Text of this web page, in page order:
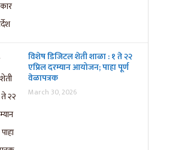
विशेष डिजिटल शेती शाळा : १ ते २२
एप्रिल दरम्यान आयोजन; पाहा पूर्ण
वेळापत्रक
March 30, 2026